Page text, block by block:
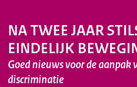
NA TWEE JAAR
EINDELIJK
Goed nieuws voor de aanpak
discriminatie